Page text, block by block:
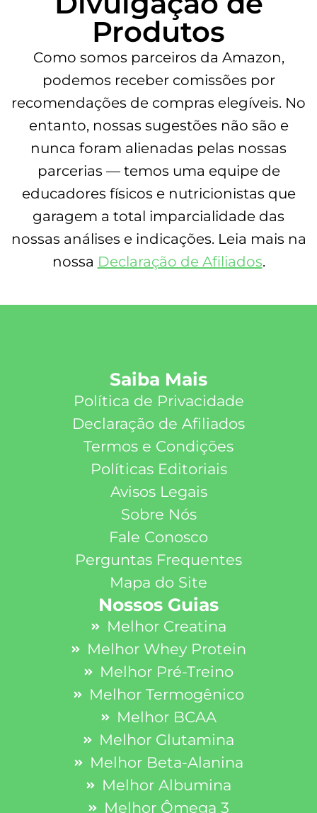
Produtos
Como somos parceiros da Amazon,
podemos receber comissões por
recomendações de compras elegíveis. No
entanto, nossas sugestões não são e
nunca foram alienadas pelas nossas
parcerias — temos uma equipe de
educadores físicos e nutricionistas que
garagem a total imparcialidade das
nossas análises e indicações. Leia mais na
nossa Declaração de Afiliados.
Saiba Mais
Política de Privacidade
Declaração de Afiliados
Termos e Condições
Políticas Editoriais
Avisos Legais
Sobre Nós
Fale Conosco
Perguntas Frequentes
Mapa do Site
Nossos Guias
Melhor Creatina
Melhor Whey Protein
Melhor Pré-Treino
Melhor Termogênico
Melhor BCAA
Melhor Glutamina
Melhor Beta-Alanina
Melhor Albumina
Melhor Ômega 3